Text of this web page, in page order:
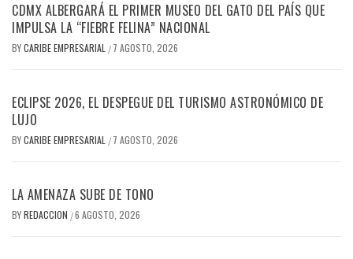
CDMX ALBERGARÁ EL PRIMER MUSEO DEL GATO DEL PAÍS QUE
IMPULSA LA “FIEBRE FELINA” NACIONAL
BYCARIBE EMPRESARIAL / 7 AGOSTO, 2026
ECLIPSE 2026, EL DESPEGUE DEL TURISMO ASTRONÓMICO DE
LUJO
BYCARIBE EMPRESARIAL / 7 AGOSTO, 2026
LA AMENAZA SUBE DE TONO
BYREDACCION /6 AGOSTO, 2026